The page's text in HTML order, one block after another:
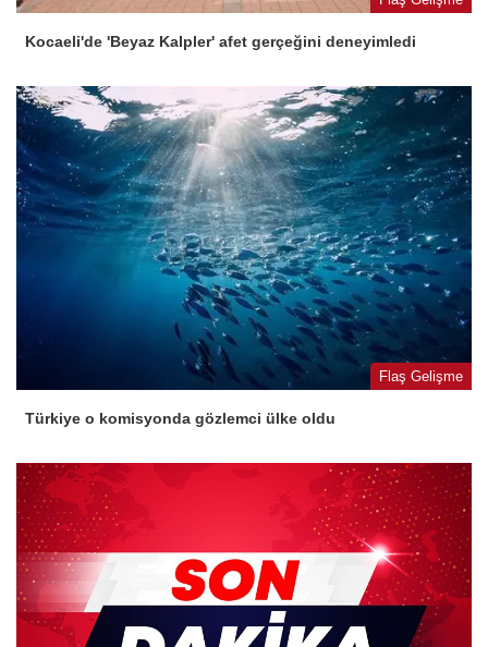
Kocaeli'de 'Beyaz Kalpler' afet gerçeğini deneyimledi
Flaş Gelişme
Türkiye o komisyonda gözlemci ülke oldu